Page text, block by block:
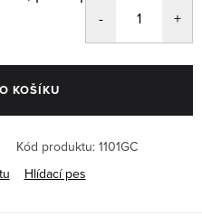
KOŠÍKU
Kód produktu: 1101GC
Hlídací pes